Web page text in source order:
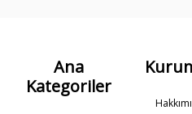
Ana
Kategoriler